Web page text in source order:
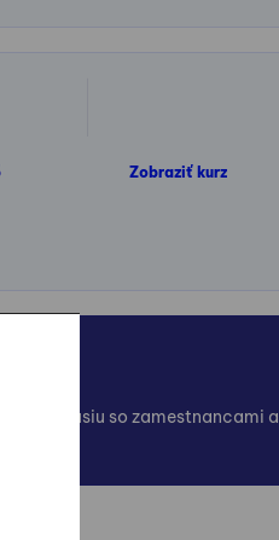
Zobraziť kurz
diskusiu so zamestnancami a